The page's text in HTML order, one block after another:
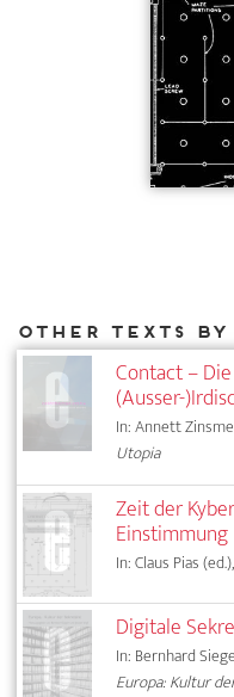
Contact –
(Ausser-
In: Annett
Utopia
Zeit der
Einstimmung
In: Claus Pias (ed.),
Digitale
In: Bernhard
Europa: Kultur